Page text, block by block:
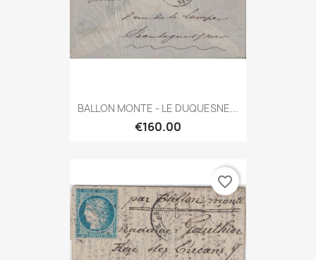
BALLON MONTE - LE DUQUESNE...
€160.00
favorite_border